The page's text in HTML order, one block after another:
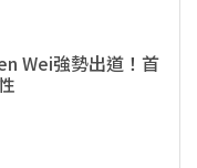
Wei強勢出道！首